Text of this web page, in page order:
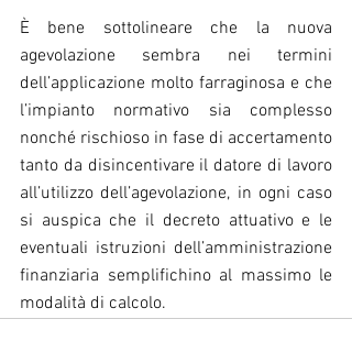
È bene sottolineare che la nuova
agevolazione sembra nei termini
dell’applicazione molto farraginosa e che
l’impianto normativo sia complesso
nonché rischioso in fase di accertamento
tanto da disincentivare il datore di lavoro
all’utilizzo dell’agevolazione, in ogni caso
si auspica che il decreto attuativo e le
eventuali istruzioni dell’amministrazione
finanziaria semplifichino al massimo le
modalità di calcolo.